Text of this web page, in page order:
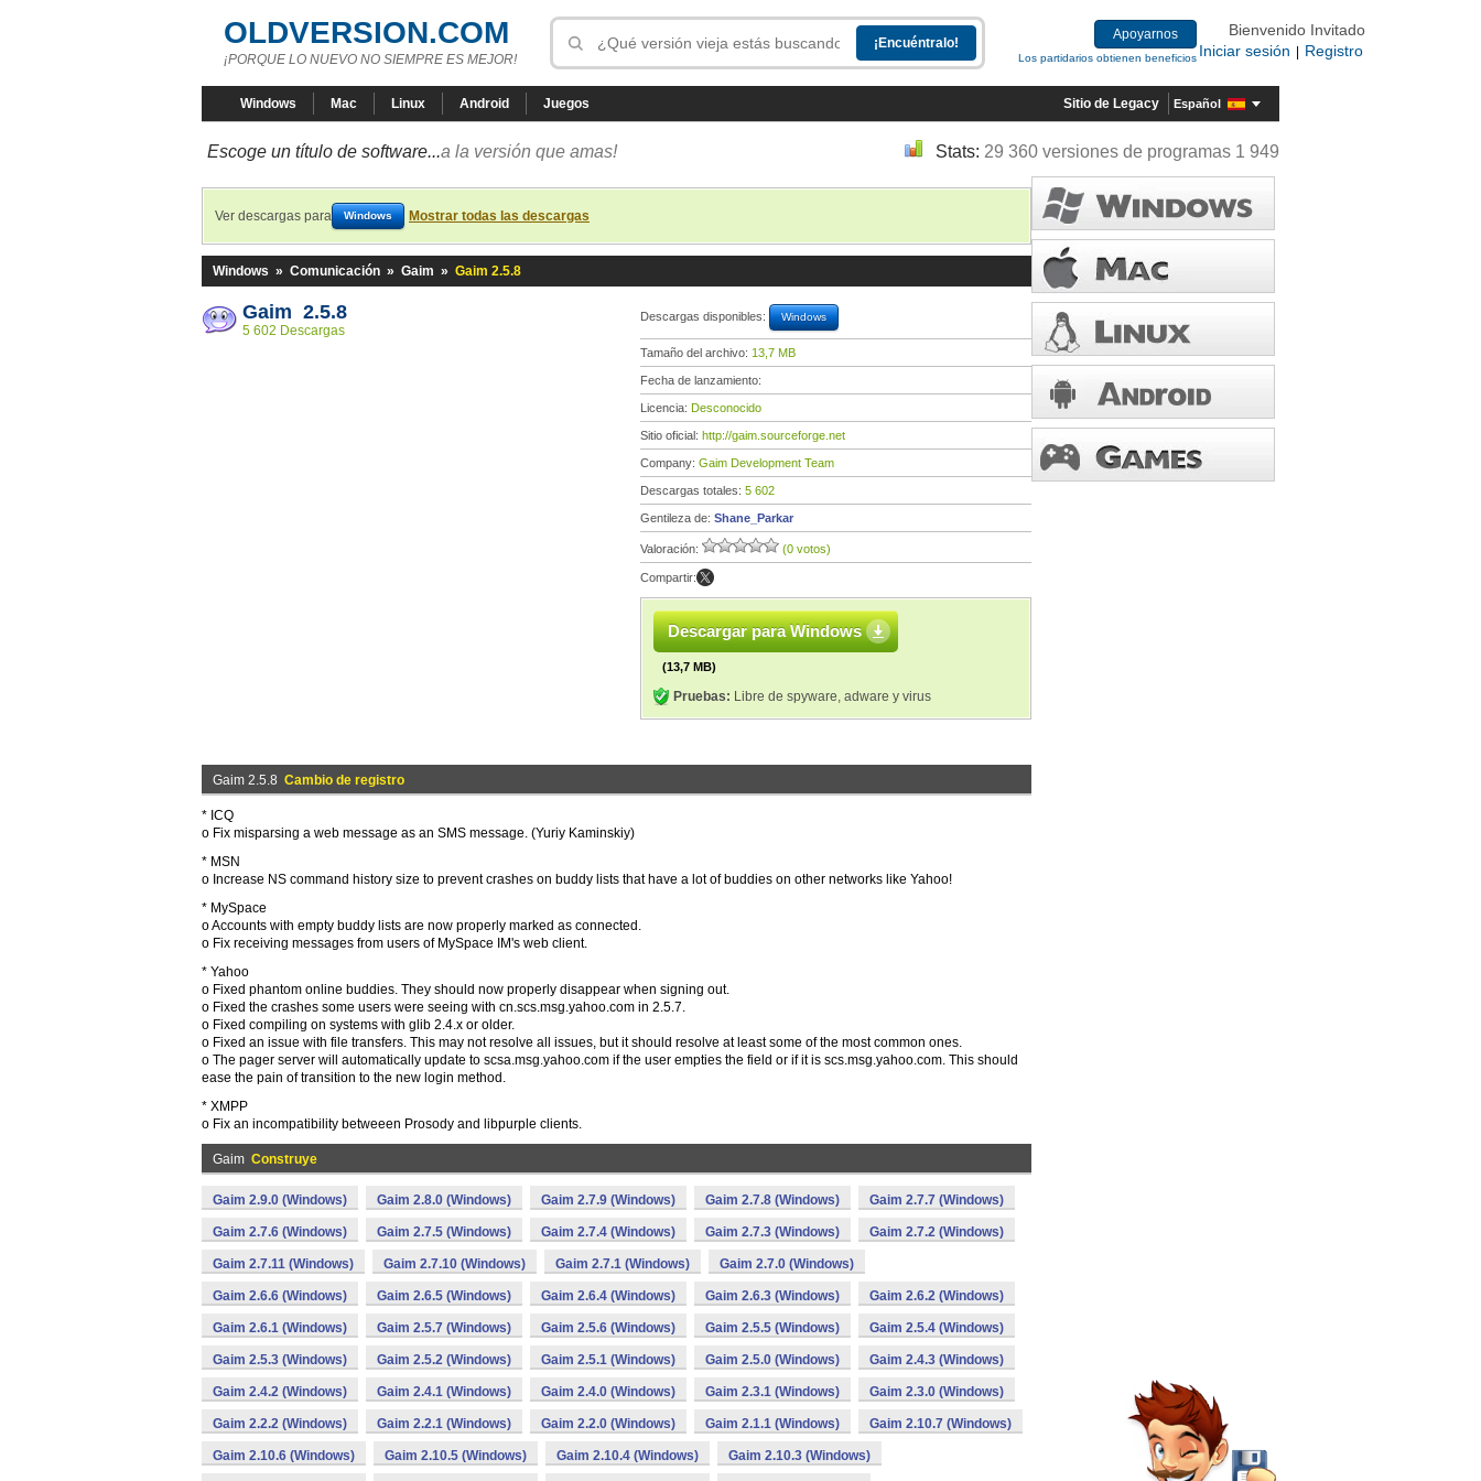
OLDVERSION.COM
¡PORQUE LO NUEVO NO SIEMPRE ES MEJOR!
Apoyarnos
Los partidarios obtienen beneficios
Bienvenido Invitado
Iniciar sesión
Registro
Windows Mac Linux Android Juegos Sitio de Legacy Español
Escoge un título de software...a la versión que amas! Stats: 29 360 versiones de programas 1 949
Ver descargas para Windows Mostrar todas las descargas
Windows » Comunicación » Gaim » Gaim 2.5.8
Gaim 2.5.8
5 602 Descargas
Descargas disponibles: Windows
Tamaño del archivo: 13,7 MB
Fecha de lanzamiento:
Licencia: Desconocido
Sitio oficial: http://gaim.sourceforge.net
Company: Gaim Development Team
Descargas totales: 5 602
Gentileza de: Shane_Parkar
Valoración: (0 votos)
Compartir:
Descargar para Windows
(13,7 MB)
Pruebas: Libre de spyware, adware y virus
Gaim 2.5.8 Cambio de registro
* ICQ
o Fix misparsing a web message as an SMS message. (Yuriy Kaminskiy)
* MSN
o Increase NS command history size to prevent crashes on buddy lists that have a lot of buddies on other networks like Yahoo!
* MySpace
o Accounts with empty buddy lists are now properly marked as connected.
o Fix receiving messages from users of MySpace IM's web client.
* Yahoo
o Fixed phantom online buddies. They should now properly disappear when signing out.
o Fixed the crashes some users were seeing with cn.scs.msg.yahoo.com in 2.5.7.
o Fixed compiling on systems with glib 2.4.x or older.
o Fixed an issue with file transfers. This may not resolve all issues, but it should resolve at least some of the most common ones.
o The pager server will automatically update to scsa.msg.yahoo.com if the user empties the field or if it is scs.msg.yahoo.com. This should
ease the pain of transition to the new login method.
* XMPP
o Fix an incompatibility betweeen Prosody and libpurple clients.
Gaim Construye
Gaim 2.9.0 (Windows) Gaim 2.8.0 (Windows) Gaim 2.7.9 (Windows) Gaim 2.7.8 (Windows) Gaim 2.7.7 (Windows)
Gaim 2.7.6 (Windows) Gaim 2.7.5 (Windows) Gaim 2.7.4 (Windows) Gaim 2.7.3 (Windows) Gaim 2.7.2 (Windows)
Gaim 2.7.11 (Windows) Gaim 2.7.10 (Windows) Gaim 2.7.1 (Windows) Gaim 2.7.0 (Windows)
Gaim 2.6.6 (Windows) Gaim 2.6.5 (Windows) Gaim 2.6.4 (Windows) Gaim 2.6.3 (Windows) Gaim 2.6.2 (Windows)
Gaim 2.6.1 (Windows) Gaim 2.5.7 (Windows) Gaim 2.5.6 (Windows) Gaim 2.5.5 (Windows) Gaim 2.5.4 (Windows)
Gaim 2.5.3 (Windows) Gaim 2.5.2 (Windows) Gaim 2.5.1 (Windows) Gaim 2.5.0 (Windows) Gaim 2.4.3 (Windows)
Gaim 2.4.2 (Windows) Gaim 2.4.1 (Windows) Gaim 2.4.0 (Windows) Gaim 2.3.1 (Windows) Gaim 2.3.0 (Windows)
Gaim 2.2.2 (Windows) Gaim 2.2.1 (Windows) Gaim 2.2.0 (Windows) Gaim 2.1.1 (Windows) Gaim 2.10.7 (Windows)
Gaim 2.10.6 (Windows) Gaim 2.10.5 (Windows) Gaim 2.10.4 (Windows) Gaim 2.10.3 (Windows)